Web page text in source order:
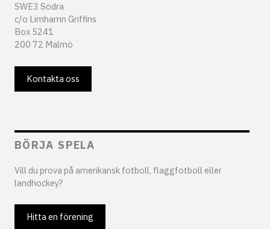
SWE3 Södra
c/o Limhamn Griffins
Box 5241
200 72 Malmö
Kontakta oss
BÖRJA SPELA
Vill du prova på amerikansk fotboll, flaggfotboll eller
landhockey?
Hitta en förening